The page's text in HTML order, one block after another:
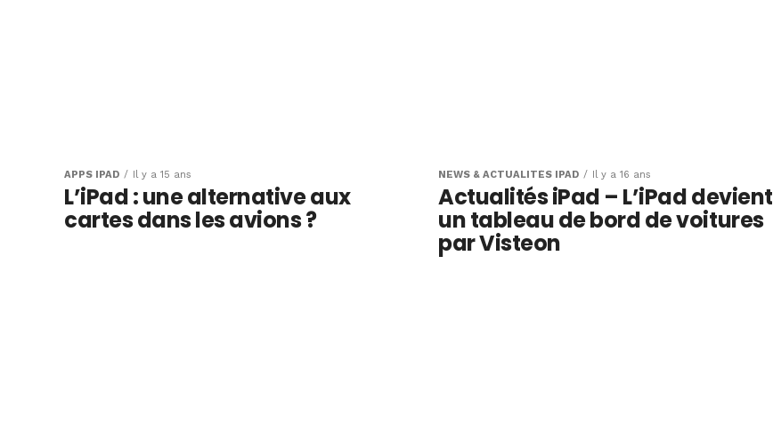
APPS IPAD Il y a 15 ans
L’iPad : une alternative aux
cartes dans les avions ?
NEWS & ACTUALITÉS IPAD Il y a 16 ans
Actualités iPad – L’iPad devient
un tableau de bord de voitures
par Visteon